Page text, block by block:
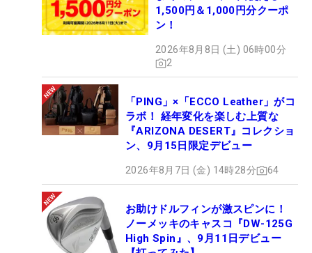
1,500円＆1,000円分クーポ
ン！
2026年8月8日 (土) 06時00分
2
「PING」×「ECCO Leather」がコ
ラボ！ 経年変化を楽しむ上質な
『ARIZONA DESERT』コレクショ
ン、9月15日限定デビュー
2026年8月7日 (金) 14時28分 64
お助けドルフィンが激スピンに！
ノーメッキのキャスコ『DW-125G
High Spin』、9月11日デビュー